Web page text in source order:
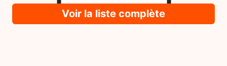
Voir la liste complète